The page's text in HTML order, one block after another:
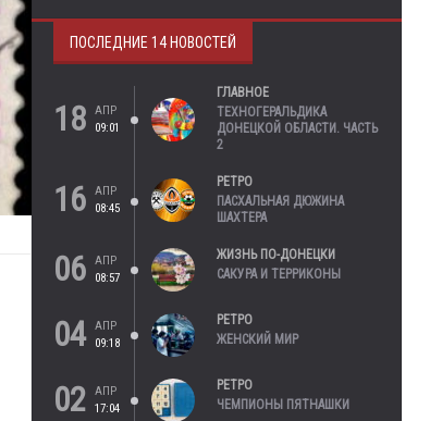
ПОСЛЕДНИЕ 14 НОВОСТЕЙ
18
АПР
09:01
ГЛАВНОЕ
ТЕХНОГЕРАЛЬДИКА
ДОНЕЦКОЙ ОБЛАСТИ. ЧАСТЬ
2
16
АПР
08:45
РЕТРО
ПАСХАЛЬНАЯ ДЮЖИНА
ШАХТЕРА
06
АПР
08:57
ЖИЗНЬ ПО-ДОНЕЦКИ
САКУРА И ТЕРРИКОНЫ
04
АПР
09:18
РЕТРО
ЖЕНСКИЙ МИР
02
АПР
17:04
РЕТРО
ЧЕМПИОНЫ ПЯТНАШКИ